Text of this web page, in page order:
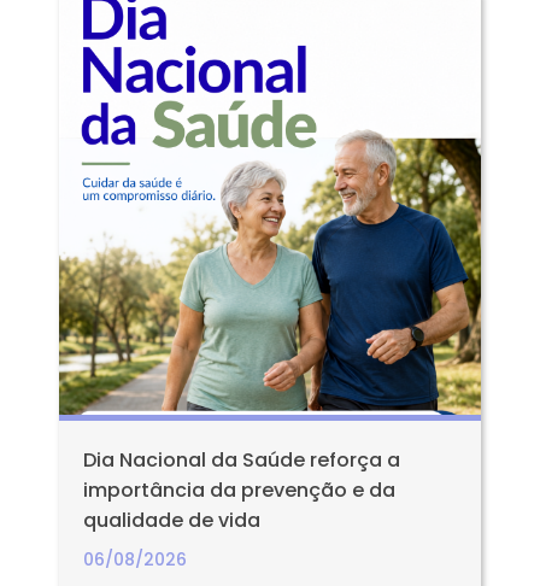
Dia Nacional da Saúde reforça a
importância da prevenção e da
qualidade de vida
06/08/2026